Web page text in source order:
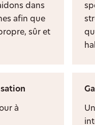
dans
afin que
sûr et
à